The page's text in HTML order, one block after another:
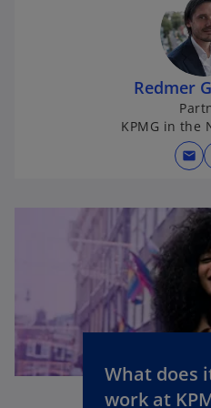
Redmer
KPMG in the
mail
What does
work at
o